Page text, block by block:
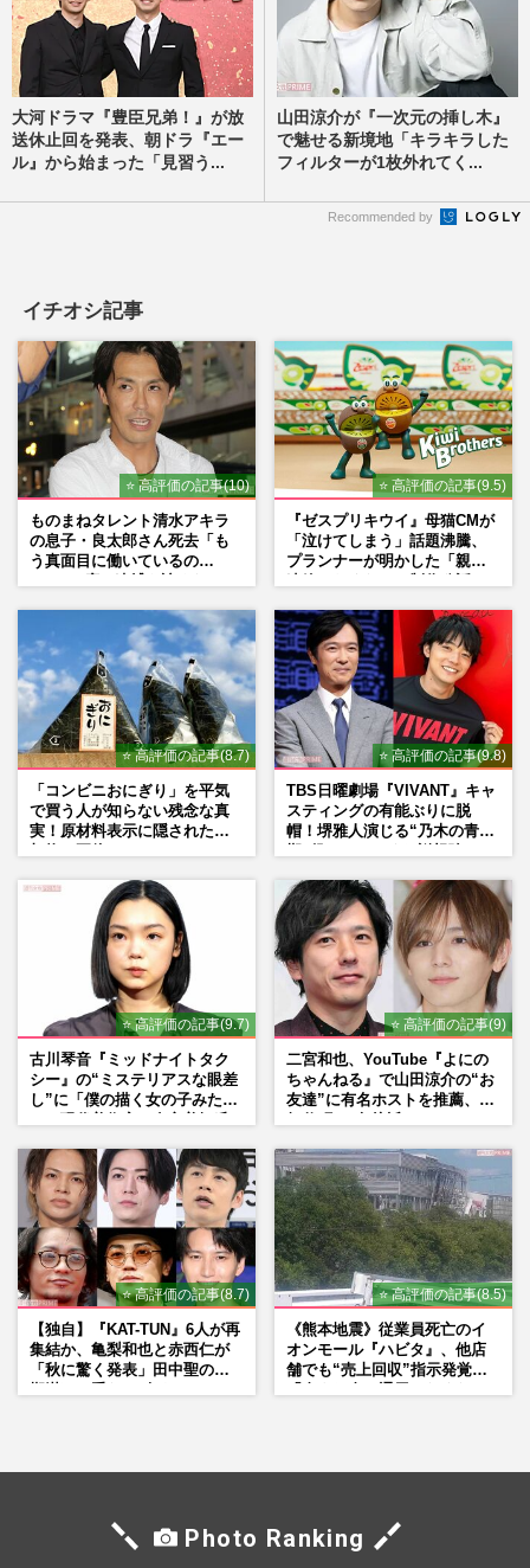
大河ドラマ『豊臣兄弟！』が放
送休止回を発表、朝ドラ『エー
ル』から始まった「見習う...
山田涼介が『一次元の挿し木』
で魅せる新境地「キラキラした
フィルターが1枚外れてく...
Recommended by
イチオシ記事
⭐ 高評価の記事(10)
ものまねタレント清水アキラ
の息子・良太郎さん死去「も
う真面目に働いているの
⭐ 高評価の記事(9.5)
『ゼスプリキウイ』母猫CMが
「泣けてしまう」話題沸騰、
プランナーが明かした「親に
⭐ 高評価の記事(8.7)
「コンビニおにぎり」を平気
で買う人が知らない残念な真
実！原材料表示に隠された添
⭐ 高評価の記事(9.8)
TBS日曜劇場『VIVANT』キャ
スティングの有能ぶりに脱
帽！堺雅人演じる“乃木の青年
マン長男・櫻井海音だった
⭐ 高評価の記事(9.7)
古川琴音『ミッドナイトタク
シー』の“ミステリアスな眼差
し”に「僕の描く女の子みた
⭐ 高評価の記事(9)
二宮和也、YouTube『よにの
ちゃんねる』で山田涼介の“お
友達”に有名ホストを推薦、歌
⭐ 高評価の記事(8.7)
【独自】『KAT-TUN』6人が再
集結か、亀梨和也と赤西仁が
「秋に驚く発表」田中聖の刑
⭐ 高評価の記事(8.5)
《熊本地震》従業員死亡のイ
オンモール『ハビタ』、他店
舗でも“売上回収”指示発覚で
Photo Ranking